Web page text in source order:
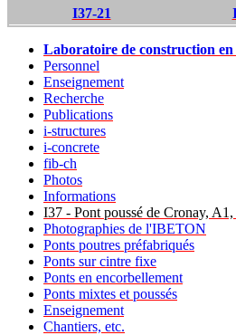
I37-21
Laboratoire de construction
Personnel
Enseignement
Recherche
Publications
i-structures
i-concrete
fib-ch
Photos
Informations
I37 - Pont poussé de Cronay,
Photographies de l'IBETON
Ponts poutres préfabriqués
Ponts sur cintre fixe
Ponts en encorbellement
Ponts mixtes et poussés
Enseignement
Chantiers, etc.